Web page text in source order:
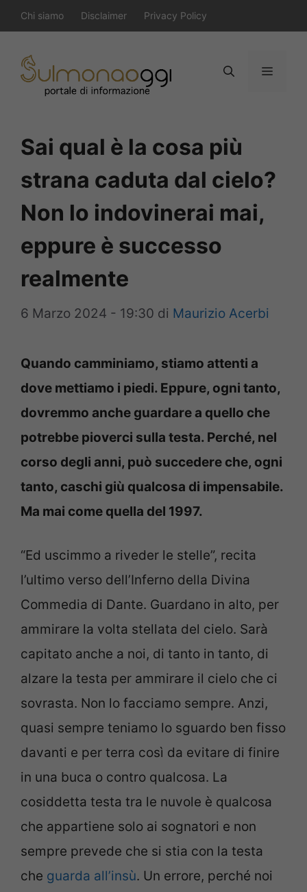
al
contenuto
Chi siamo Disclaimer Privacy Policy
Menu
Sai qual è la cosa più
strana caduta dal cielo?
Non lo indovinerai mai,
eppure è successo
realmente
6 Marzo 2024 - 19:30 di Maurizio Acerbi
Quando camminiamo, stiamo attenti a
dove mettiamo i piedi. Eppure, ogni tanto,
dovremmo anche guardare a quello che
potrebbe pioverci sulla testa. Perché, nel
corso degli anni, può succedere che, ogni
tanto, caschi giù qualcosa di impensabile.
Ma mai come quella del 1997.
“Ed uscimmo a riveder le stelle”, recita
l’ultimo verso dell’Inferno della Divina
Commedia di Dante. Guardano in alto, per
ammirare la volta stellata del cielo. Sarà
capitato anche a noi, di tanto in tanto, di
alzare la testa per ammirare il cielo che ci
sovrasta. Non lo facciamo sempre. Anzi,
quasi sempre teniamo lo sguardo ben fisso
davanti e per terra così da evitare di finire
in una buca o contro qualcosa. La
cosiddetta testa tra le nuvole è qualcosa
che appartiene solo ai sognatori e non
sempre prevede che si stia con la testa
che guarda all’insù. Un errore, perché noi